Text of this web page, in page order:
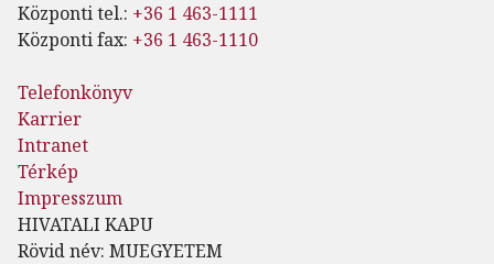
Központi tel.: +36 1 463-1111
Központi fax: +36 1 463-1110
Telefonkönyv
Karrier
Intranet
Térkép
Impresszum
HIVATALI KAPU
Rövid név: MUEGYETEM